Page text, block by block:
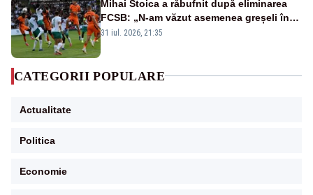
Mihai Stoica a răbufnit după eliminarea
FCSB: „N-am văzut asemenea greșeli în
190 de meciuri europene”
31 iul. 2026, 21:35
CATEGORII POPULARE
Actualitate
Politica
Economie